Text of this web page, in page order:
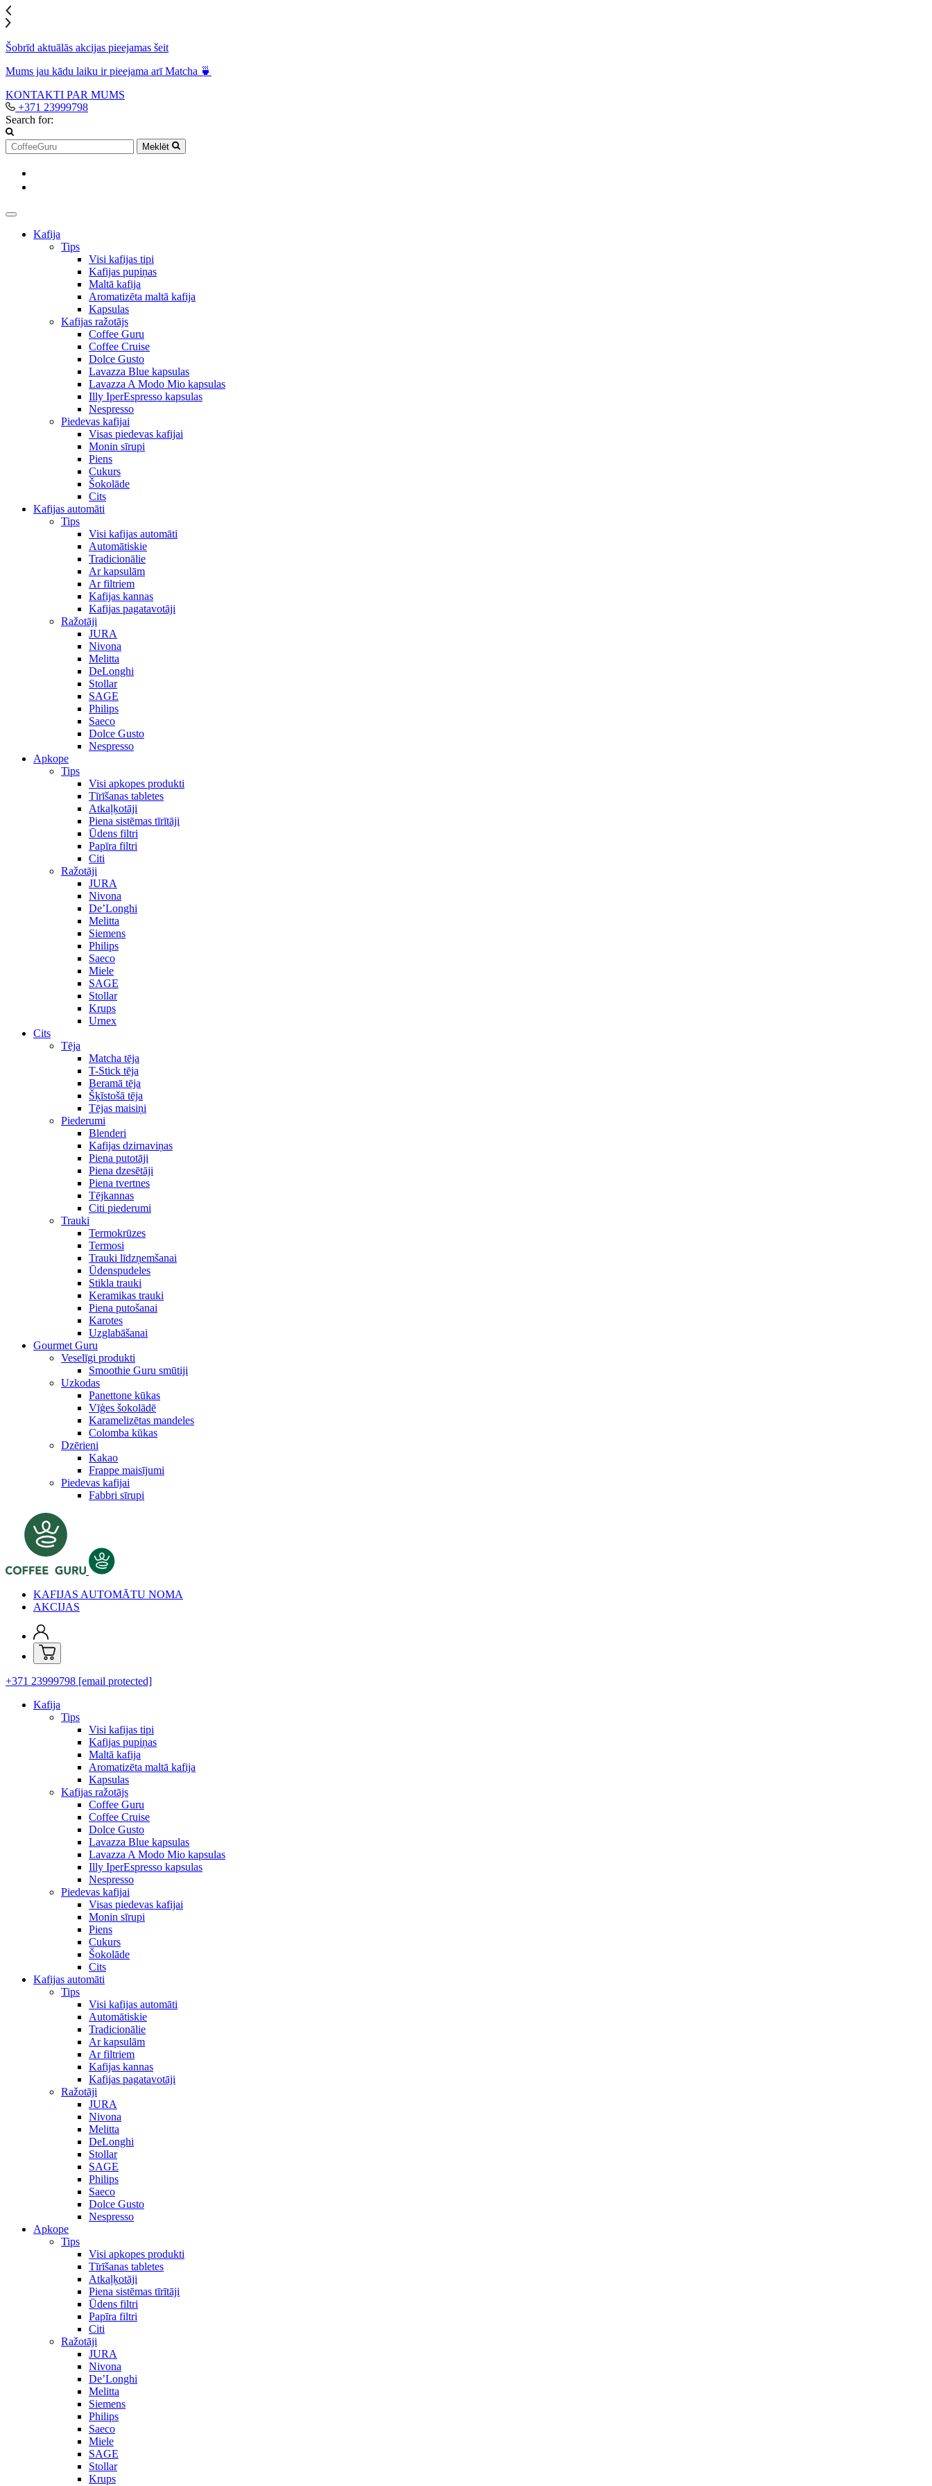
Šobrīd aktuālās akcijas pieejamas šeit
Mums jau kādu laiku ir pieejama arī Matcha 🍵
KONTAKTI PAR MUMS
+371 23999798
Search for:
Meklēt
Kafija
Tips
Visi kafijas tipi
Kafijas pupiņas
Maltā kafija
Aromatizēta maltā kafija
Kapsulas
Kafijas ražotājs
Coffee Guru
Coffee Cruise
Dolce Gusto
Lavazza Blue kapsulas
Lavazza A Modo Mio kapsulas
Illy IperEspresso kapsulas
Nespresso
Piedevas kafijai
Visas piedevas kafijai
Monin sīrupi
Piens
Cukurs
Šokolāde
Cits
Kafijas automāti
Tips
Visi kafijas automāti
Automātiskie
Tradicionālie
Ar kapsulām
Ar filtriem
Kafijas kannas
Kafijas pagatavotāji
Ražotāji
JURA
Nivona
Melitta
DeLonghi
Stollar
SAGE
Philips
Saeco
Dolce Gusto
Nespresso
Apkope
Tips
Visi apkopes produkti
Tīrīšanas tabletes
Atkaļķotāji
Piena sistēmas tīrītāji
Ūdens filtri
Papīra filtri
Citi
Ražotāji
JURA
Nivona
De’Longhi
Melitta
Siemens
Philips
Saeco
Miele
SAGE
Stollar
Krups
Urnex
Cits
Tēja
Matcha tēja
T-Stick tēja
Beramā tēja
Šķīstošā tēja
Tējas maisiņi
Piederumi
Blenderi
Kafijas dzirnaviņas
Piena putotāji
Piena dzesētāji
Piena tvertnes
Tējkannas
Citi piederumi
Trauki
Termokrūzes
Termosi
Trauki līdzņemšanai
Ūdenspudeles
Stikla trauki
Keramikas trauki
Piena putošanai
Karotes
Uzglabāšanai
Gourmet Guru
Veselīgi produkti
Smoothie Guru smūtiji
Uzkodas
Panettone kūkas
Vīģes šokolādē
Karamelizētas mandeles
Colomba kūkas
Dzērieni
Kakao
Frappe maisījumi
Piedevas kafijai
Fabbri sīrupi
KAFIJAS AUTOMĀTU NOMA
AKCIJAS
+371 23999798 [email protected]
Kafija
Tips
Visi kafijas tipi
Kafijas pupiņas
Maltā kafija
Aromatizēta maltā kafija
Kapsulas
Kafijas ražotājs
Coffee Guru
Coffee Cruise
Dolce Gusto
Lavazza Blue kapsulas
Lavazza A Modo Mio kapsulas
Illy IperEspresso kapsulas
Nespresso
Piedevas kafijai
Visas piedevas kafijai
Monin sīrupi
Piens
Cukurs
Šokolāde
Cits
Kafijas automāti
Tips
Visi kafijas automāti
Automātiskie
Tradicionālie
Ar kapsulām
Ar filtriem
Kafijas kannas
Kafijas pagatavotāji
Ražotāji
JURA
Nivona
Melitta
DeLonghi
Stollar
SAGE
Philips
Saeco
Dolce Gusto
Nespresso
Apkope
Tips
Visi apkopes produkti
Tīrīšanas tabletes
Atkaļķotāji
Piena sistēmas tīrītāji
Ūdens filtri
Papīra filtri
Citi
Ražotāji
JURA
Nivona
De’Longhi
Melitta
Siemens
Philips
Saeco
Miele
SAGE
Stollar
Krups